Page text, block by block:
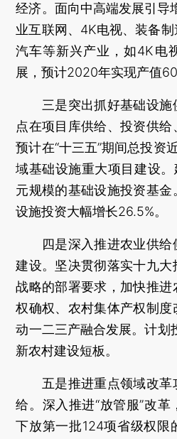
经济。面向中高端发展引导
业互联网、4K电视、装备
汽车等新兴产业，如4K电
展，预计2020年实现产值
三是突出抓好基础设施
点在项目库供给、投资供给
预计在“十三五”期间总投资
域基础设施重大项目建设
元规模的基础设施投资基
设施投资大幅增长26.5%。
四是深入推进农业供给
建设。坚决贯彻落实十九
战略的部署要求，加快推
权确权、农村集体产权制
动一二三产融合发展。计划
新农村建设短板。
五是推进重点领域改革
给。深入推进“放管服”改革
下放第一批124项省级权限